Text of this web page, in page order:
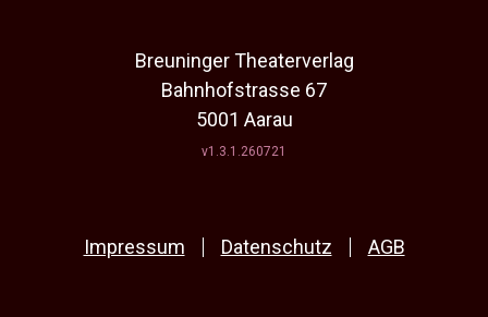
Breuninger Theaterverlag
Bahnhofstrasse 67
5001 Aarau
v1.3.1.260721
Impressum Datenschutz AGB